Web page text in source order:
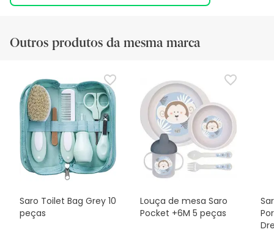
Outros produtos da mesma marca
Saro Toilet Bag Grey 10
peças
Louça de mesa Saro
Pocket +6M 5 peças